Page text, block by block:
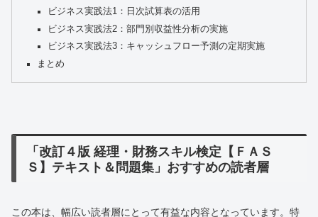
ビジネス実践法1：日次試算表の活用
ビジネス実践法2：部門別収益性分析の実施
ビジネス実践法3：キャッシュフロー予測の定期実施
まとめ
「改訂４版 経理・財務スキル検定【ＦＡＳ
Ｓ】テキスト＆問題集」おすすめの読者層
この本は、幅広い読者層にとって有益な内容となっています。特